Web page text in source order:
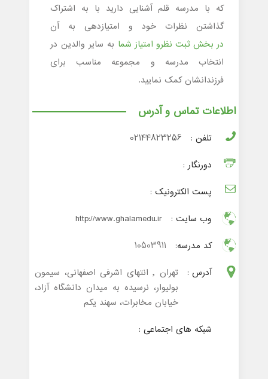
که با مدرسه قلم آشنایی دارید با به اشتراک
گذاشتن نظرات خود و امتیازدهی به آن
در بخش ثبت نظرو امتیاز شما به سایر والدین در
انتخاب مدرسه و مجموعه مناسب برای
فرزندانشان کمک نمایید.
اطلاعات تماس و آدرس
تلفن :
02144823256
دورنگار :
پست الکترونیک :
وب سایت :
http://www.ghalamedu.ir
کد مدرسه:
10503911
آدرس :
تهران , انتهای اشرفی اصفهانی، سیمون
بولیوار، نرسیده به میدان دانشگاه آزاد،
خیابان مخابرات، سهند یکم
شبکه های اجتماعی :